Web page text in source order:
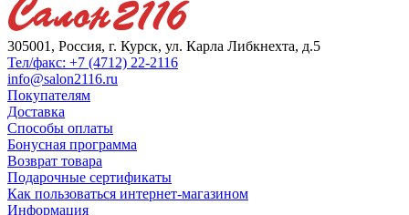
305001, Россия, г. Курск, ул. Карла Либкнехта, д.5
Тел/факс: +7 (4712) 22-2116
info@salon2116.ru
Покупателям
Доставка
Способы оплаты
Бонусная программа
Возврат товара
Подарочные сертификаты
Как пользоваться интернет-магазином
Информация